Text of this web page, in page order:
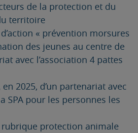
de la protection et du
territoire
« prévention morsures
des jeunes au centre de
avec l’association 4 pattes
2025, d’un partenariat avec
SPA pour les personnes les
rubrique protection animale